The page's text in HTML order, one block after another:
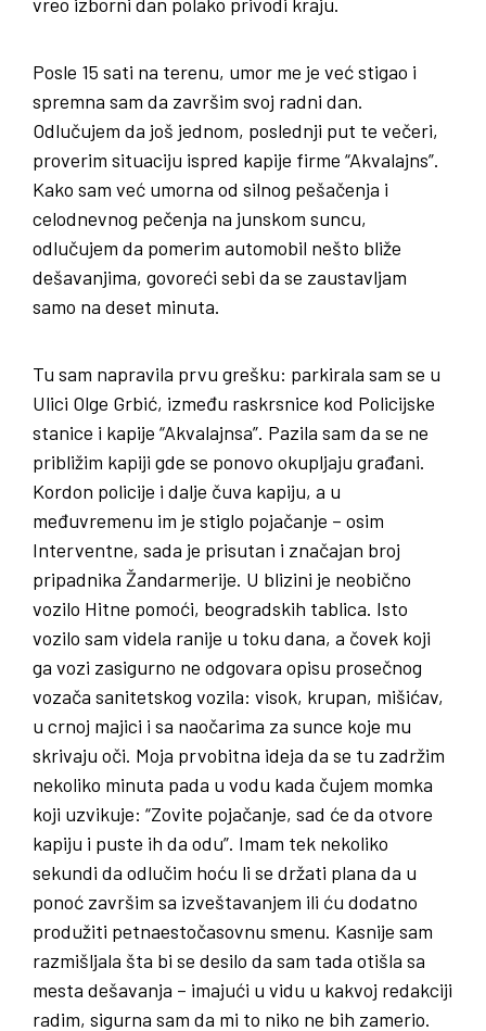
Posle 15 sati na terenu, umor me je već stigao i
spremna sam da završim svoj radni dan.
Odlučujem da još jednom, poslednji put te večeri,
proverim situaciju ispred kapije firme “Akvalajns”.
Kako sam već umorna od silnog pešačenja i
celodnevnog pečenja na junskom suncu,
odlučujem da pomerim automobil nešto bliže
dešavanjima, govoreći sebi da se zaustavljam
samo na deset minuta.
Tu sam napravila prvu grešku: parkirala sam se u
Ulici Olge Grbić, između raskrsnice kod Policijske
stanice i kapije “Akvalajnsa”. Pazila sam da se ne
približim kapiji gde se ponovo okupljaju građani.
Kordon policije i dalje čuva kapiju, a u
međuvremenu im je stiglo pojačanje – osim
Interventne, sada je prisutan i značajan broj
pripadnika Žandarmerije. U blizini je neobično
vozilo Hitne pomoći, beogradskih tablica. Isto
vozilo sam videla ranije u toku dana, a čovek koji
ga vozi zasigurno ne odgovara opisu prosečnog
vozača sanitetskog vozila: visok, krupan, mišićav,
u crnoj majici i sa naočarima za sunce koje mu
skrivaju oči. Moja prvobitna ideja da se tu zadržim
nekoliko minuta pada u vodu kada čujem momka
koji uzvikuje: “Zovite pojačanje, sad će da otvore
kapiju i puste ih da odu”. Imam tek nekoliko
sekundi da odlučim hoću li se držati plana da u
ponoć završim sa izveštavanjem ili ću dodatno
produžiti petnaestočasovnu smenu. Kasnije sam
razmišljala šta bi se desilo da sam tada otišla sa
mesta dešavanja – imajući u vidu u kakvoj redakciji
radim, sigurna sam da mi to niko ne bih zamerio.